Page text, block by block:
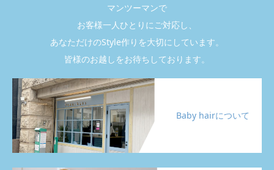
マンツーマンで
お客様一人ひとりにご対応し、
あなただけのStyle作りを大切にしています。
皆様のお越しをお待ちしております。
Baby hairについて